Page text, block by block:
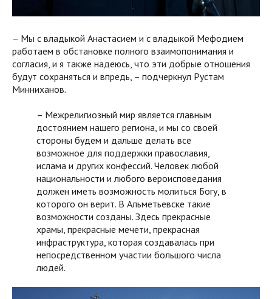
– Мы с владыкой Анастасием и с владыкой Мефодием
работаем в обстановке полного взаимопонимания и
согласия, и я также надеюсь, что эти добрые отношения
будут сохраняться и впредь, – подчеркнул Рустам
Минниханов.
– Межрелигиозный мир является главным
достоянием нашего региона, и мы со своей
стороны будем и дальше делать все
возможное для поддержки православия,
ислама и других конфессий. Человек любой
национальности и любого вероисповедания
должен иметь возможность молиться Богу, в
которого он верит. В Альметьевске такие
возможности созданы. Здесь прекрасные
храмы, прекрасные мечети, прекрасная
инфраструктура, которая создавалась при
непосредственном участии большого числа
людей.